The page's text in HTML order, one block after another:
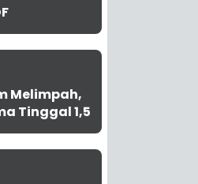
Melimpah,
Tinggal 1,5